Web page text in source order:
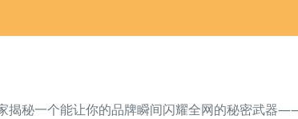
揭秘一个能让你的品牌瞬间闪耀全网的秘密武器